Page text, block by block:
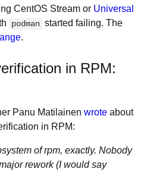
CentOS Stream or Universal
podman started failing. The
.
in RPM:
Panu Matilainen wrote about
in RPM:
of rpm, exactly. Nobody
rework (I would say